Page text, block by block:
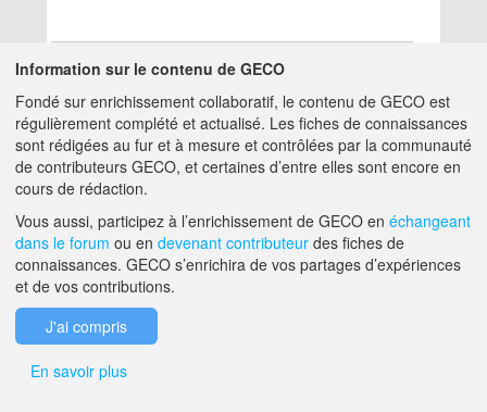
Aucun résultat
A PROPOS DE GECO AIDE
F.A.Q. NOUS CONTACTER
Information sur le contenu de GECO
Fondé sur enrichissement collaboratif, le contenu de GECO est
régulièrement complété et actualisé. Les fiches de connaissances
sont rédigées au fur et à mesure et contrôlées par la communauté
de contributeurs GECO, et certaines d’entre elles sont encore en
cours de rédaction.
Vous aussi, participez à l’enrichissement de GECO en échangeant
dans le forum ou en devenant contributeur des fiches de
connaissances. GECO s’enrichira de vos partages d’expériences
et de vos contributions.
J'ai compris
En savoir plus